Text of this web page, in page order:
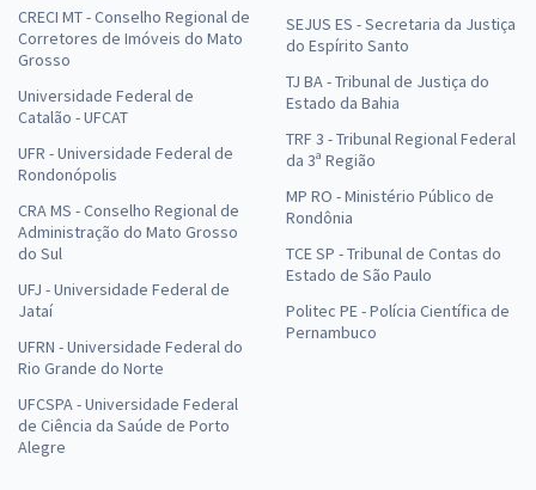
CRECI MT - Conselho Regional de
Corretores de Imóveis do Mato
Grosso
Universidade Federal de
Catalão - UFCAT
UFR - Universidade Federal de
Rondonópolis
CRA MS - Conselho Regional de
Administração do Mato Grosso
do Sul
UFJ - Universidade Federal de
Jataí
UFRN - Universidade Federal do
Rio Grande do Norte
UFCSPA - Universidade Federal
de Ciência da Saúde de Porto
Alegre
SEJUS ES - Secretaria da Justiça
do Espírito Santo
TJ BA - Tribunal de Justiça do
Estado da Bahia
TRF 3 - Tribunal Regional Federal
da 3ª Região
MP RO - Ministério Público de
Rondônia
TCE SP - Tribunal de Contas do
Estado de São Paulo
Politec PE - Polícia Científica de
Pernambuco